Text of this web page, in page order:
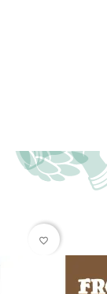
favorite_border